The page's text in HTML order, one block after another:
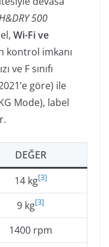
500
Wi-Fi ve
kontrol imkanı
ve F sınıfı
göre) ile
Mode), label
DEĞER
14 kg[3]
9 kg[3]
1400 rpm